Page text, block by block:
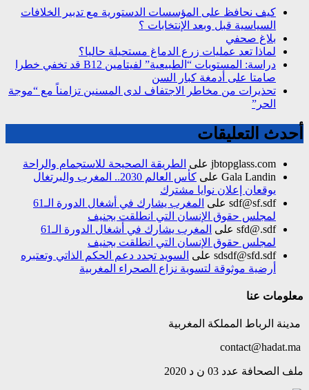
كيف نحافظ على المؤسسات الدستورية مع تدبير الخلافات
السياسية قبل وبعد الإنتخابات ؟
بلاغ صحفي
لماذا تعد عمليات زرع الدماغ مستحيلة حاليا؟
دراسة: المستويات “الطبيعية” لفيتامين B12 قد تخفي خطرا
صامتا على أدمغة كبار السن
تحذيرات من مخاطر الاجتفاف لدى المسنين تزامناً مع “موجة
الحر”
أحدث التعليقات
jbtopglass.com على الطريقة الصحيحة للاستجمام والراحة
Gala Landin على
كأس العالم 2030.. المغرب والبرتغال
يوقعان إعلان نوايا مشترك
sdf@sf.sdf على
المغرب يشارك في أشغال الدورة الـ61
لمجلس حقوق الإنسان التي انطلقت بجنيف
sfd@.sdf على
المغرب يشارك في أشغال الدورة الـ61
لمجلس حقوق الإنسان التي انطلقت بجنيف
sdsdf@sfd.sdf على السويد تجدد دعم الحكم الذاتي وتعتبره
أرضية موثوقة لتسوية نزاع الصحراء المغربية
معلومات عنا
مدينة الرباط المملكة المغربية
ملف الصحافة عدد 03 ن د 2020